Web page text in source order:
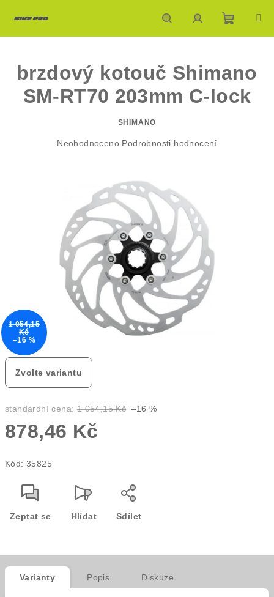
HledatPřihlášeníNákupní
košík
Zvolte variantu
standardní cena: 1 054,15 Kč –16 %
878,46 Kč
cena:
Kód: 35825
Zeptat se Hlídat Sdílet
brzdový kotouč Shimano
SM-RT70 203mm C-lock
SHIMANO
Průměrné
hvězdiček.
Neohodnoceno Podrobnosti hodnocení
1 054,15
Kč
–16 %
Varianty Popis Diskuze